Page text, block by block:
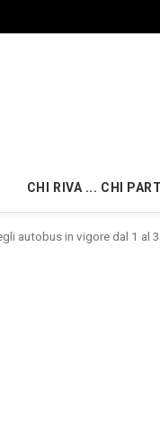
CHI RIVA ... CHI
autobus in vigore dal 1 al